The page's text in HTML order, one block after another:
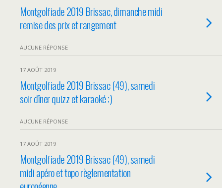
Montgolfiade 2019 Brissac, dimanche midi
remise des prix et rangement
AUCUNE RÉPONSE
17 AOÛT 2019
Montgolfiade 2019 Brissac (49), samedi
soir dîner quizz et karaoké ;)
AUCUNE RÉPONSE
17 AOÛT 2019
Montgolfiade 2019 Brissac (49), samedi
midi apéro et topo règlementation